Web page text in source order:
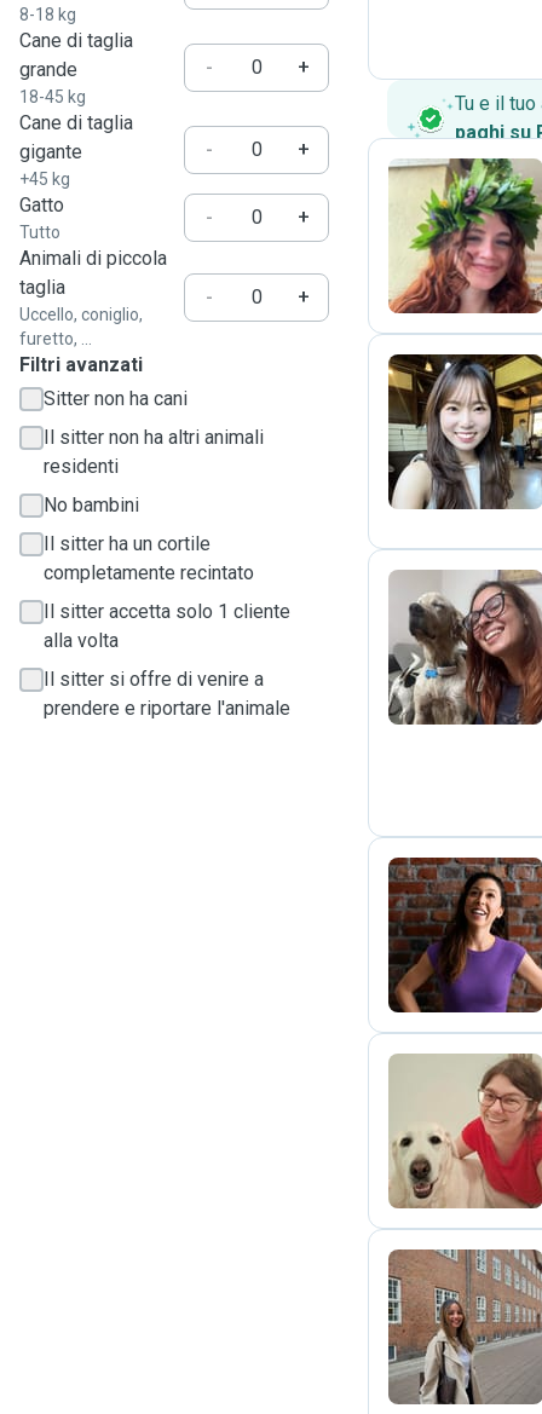
8-18 kg
Cane di taglia
grande
18-45 kg
- +
Cane di taglia
gigante
+45 kg
- +
Gatto
Tutto
-
+
Animali di piccola
taglia
Uccello, coniglio,
furetto, ...
- +
Filtri avanzati
Sitter non ha cani
Il sitter non ha altri animali
residenti
No bambini
Il sitter ha un cortile
completamente recintato
Il sitter accetta solo 1 cliente
alla volta
Il sitter si offre di venire a
prendere e riportare l'animale
Tu e il
paghi su
M
S
G
L
G
A